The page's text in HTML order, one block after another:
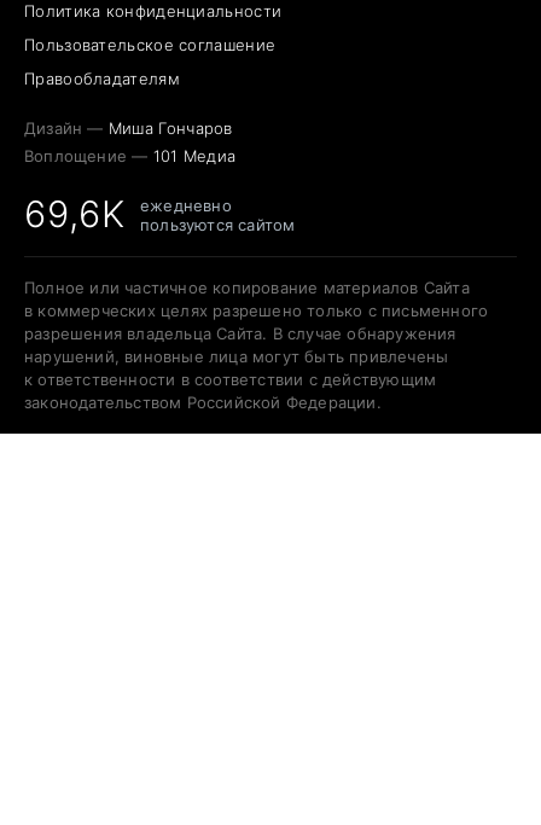
Политика конфиденциальности
Пользовательское соглашение
Правообладателям
Дизайн — Миша Гончаров
Воплощение — 101 Медиа
69,6K
ежедневно
пользуются сайтом
Полное или частичное копирование материалов Сайта
в коммерческих целях разрешено только с письменного
разрешения владельца Сайта. В случае обнаружения
нарушений, виновные лица могут быть привлечены
к ответственности в соответствии с действующим
законодательством Российской Федерации.